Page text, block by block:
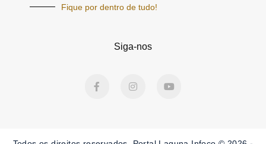
Fique por dentro de tudo!
Siga-nos
a
n
o